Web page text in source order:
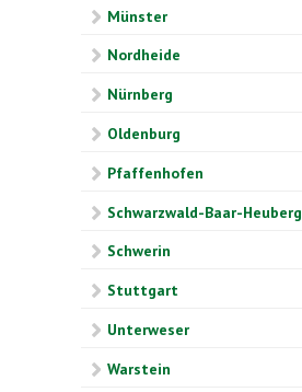
Münster
Nordheide
Nürnberg
Oldenburg
Pfaffenhofen
Schwarzwald-Baar-Heuberg
Schwerin
Stuttgart
Unterweser
Warstein